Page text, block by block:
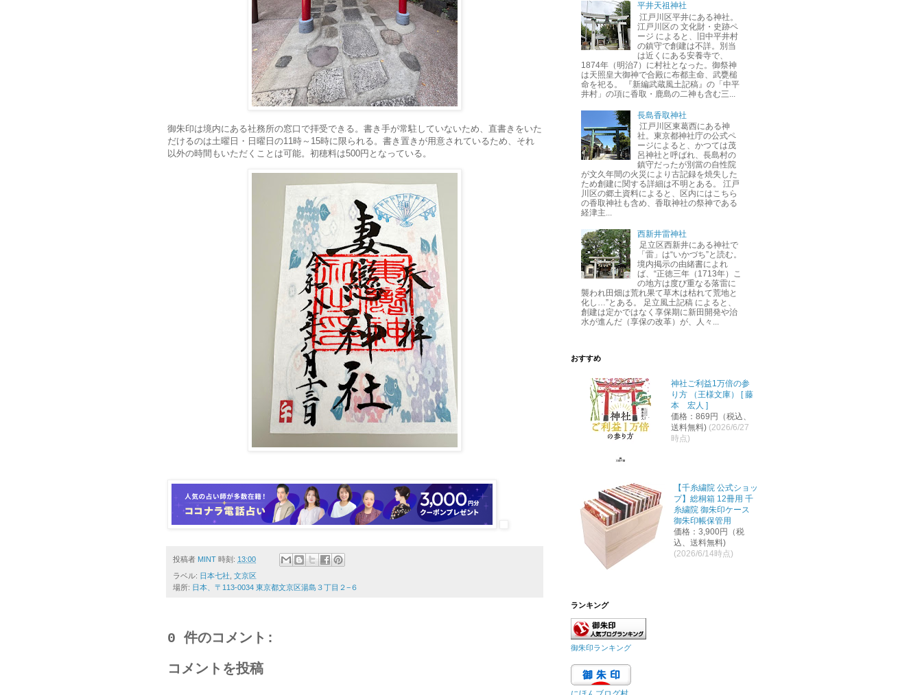
御朱印は境内にある社務所の窓口で拝受できる。書き手が常駐していないため、直書きをいた
だけるのは土曜日・日曜日の11時～15時に限られる。書き置きが用意されているため、それ
以外の時間もいただくことは可能。初穂料は500円となっている。
投稿者 MINT 時刻: 13:00
ラベル: 日本七社 文京区
場所: 日本、〒113-0034 東京都文京区湯島３丁目２−６
0 件のコメント:
コメントを投稿
平井天祖神社
江戸川区平井にある神社。
江戸川区の 文化財・史跡ペ
ージ によると、旧中平井村
の鎮守で創建は不詳。別当
は近くにある安養寺で、
1874年（明治7）に村社となった。御祭神
は天照皇大御神で合殿に布都主命、武甕槌
命を祀る。 『新編武蔵風土記稿』の「中平
井村」の項に香取・鹿島の二神も含む三...
長島香取神社
江戸川区東葛西にある神
社。東京都神社庁の公式ペ
ージによると、かつては茂
呂神社と呼ばれ、長島村の
鎮守だったが別當の自性院
が文久年間の火災により古記録を焼失した
ため創建に関する詳細は不明とある。 江戸
川区の郷土資料によると、区内にはこちら
の香取神社も含め、香取神社の祭神である
経津主...
西新井雷神社
足立区西新井にある神社で
「雷」は“いかづち”と読む。
境内掲示の由緒書によれ
ば、“正徳三年（1713年）こ
の地方は度び重なる落雷に
襲われ田畑は荒れ果て草木は枯れて荒地と
化し…”とある。 足立風土記稿 によると、
創建は定かではなく享保期に新田開発や治
水が進んだ（享保の改革）が、人々...
おすすめ
神社ご利益1万倍の参
り方 （王様文庫） [ 藤
本 宏人 ]
価格：869円（税込、
送料無料) (2026/6/27
時点)
【千糸繍院 公式ショッ
プ】総桐箱 12冊用 千
糸繍院 御朱印ケース
御朱印帳保管用
価格：3,900円（税
込、送料無料)
(2026/6/14時点)
ランキング
御朱印ランキング